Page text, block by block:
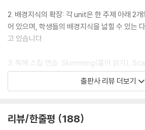
UNIT 09 Sports
READING 1 Wimbledon’s Dress Code
UNIT 10 History
2. 배경지식의 확장: 각 unit은 한 주제 아래 2개
어 있으며, 학생들의 배경지식을 넓힐 수 있는
고 있습니다.
3. 독해 스킬 연습: Skimming(훑어 읽기),
rstanding the main idea(주제 찾기),
하기) 등의 Reading Skill 코너와 적용 문제를
4. 장문 독해 연습: 긴 지문을 많이 읽어 보지 않
출판사 리뷰 더보기
리뷰/한줄평 188